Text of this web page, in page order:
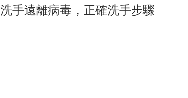
手遠離病毒，正確洗手步驟